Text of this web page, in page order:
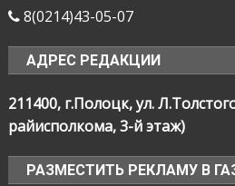
8(0214)43-05-07
АДРЕС РЕДАКЦИИ
211400, г.Полоцк, ул.
райисполкома, 3-й этаж)
РАЗМЕСТИТЬ РЕКЛАМУ В